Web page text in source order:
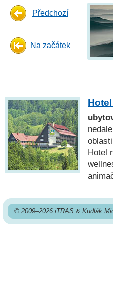
Předchozí
Na začátek
Hotel
© 2009–2026 iTRAS & Kudlák